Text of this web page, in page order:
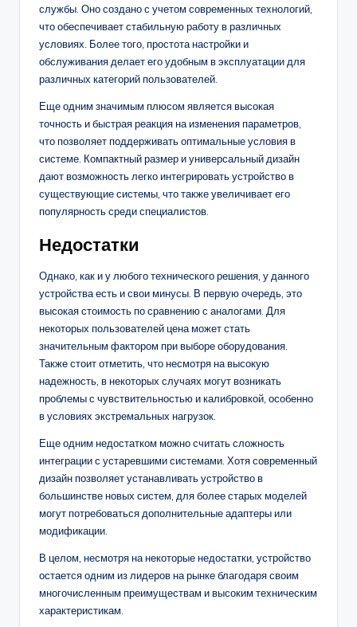
службы. Оно создано с учетом современных технологий,
что обеспечивает стабильную работу в различных
условиях. Более того, простота настройки и
обслуживания делает его удобным в эксплуатации для
различных категорий пользователей.
Еще одним значимым плюсом является высокая
точность и быстрая реакция на изменения параметров,
что позволяет поддерживать оптимальные условия в
системе. Компактный размер и универсальный дизайн
дают возможность легко интегрировать устройство в
существующие системы, что также увеличивает его
популярность среди специалистов.
Недостатки
Однако, как и у любого технического решения, у данного
устройства есть и свои минусы. В первую очередь, это
высокая стоимость по сравнению с аналогами. Для
некоторых пользователей цена может стать
значительным фактором при выборе оборудования.
Также стоит отметить, что несмотря на высокую
надежность, в некоторых случаях могут возникать
проблемы с чувствительностью и калибровкой, особенно
в условиях экстремальных нагрузок.
Еще одним недостатком можно считать сложность
интеграции с устаревшими системами. Хотя современный
дизайн позволяет устанавливать устройство в
большинстве новых систем, для более старых моделей
могут потребоваться дополнительные адаптеры или
модификации.
В целом, несмотря на некоторые недостатки, устройство
остается одним из лидеров на рынке благодаря своим
многочисленным преимуществам и высоким техническим
характеристикам.